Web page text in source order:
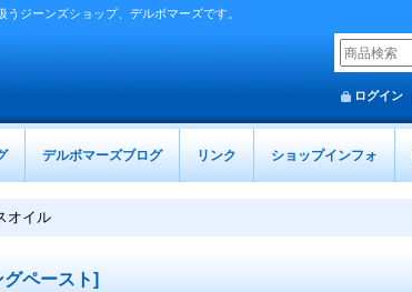
ジーンズショップ、デルボマーズです。
ログイン
デルボマーズブログ リンク ショップインフォ
オイル
ペースト]